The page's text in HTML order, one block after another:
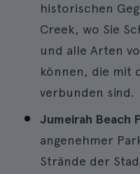
historischen
Creek, wo Sie
und alle Arten
können, die mit
verbunden sind.
Jumeirah Beach
angenehmer
Strände der